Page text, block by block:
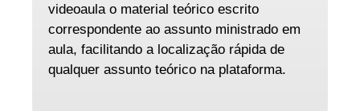
videoaula o material teórico escrito
correspondente ao assunto ministrado em
aula, facilitando a localização rápida de
qualquer assunto teórico na plataforma.